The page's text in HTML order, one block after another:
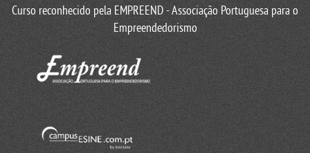
Curso reconhecido pela EMPREEND - Associação Portuguesa para o
Empreendedorismo